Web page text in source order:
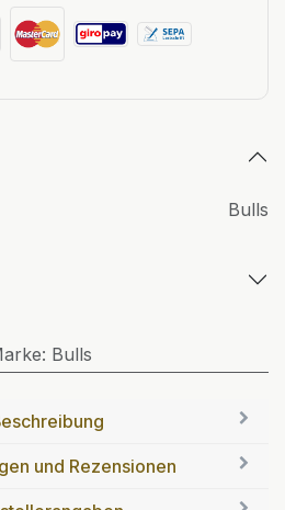
Bulls
: Bulls
und Rezensionen